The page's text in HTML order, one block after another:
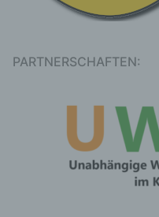
PARTNERSCHAFTEN:
die Anpassung
Auslesen, das
Verbreitung
Löschen oder
d)
Einschränkung
Markierung